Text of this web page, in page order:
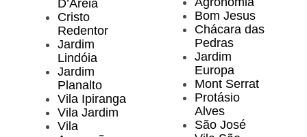
D’Areia
Cristo
Redentor
Jardim
Lindóia
Jardim
Planalto
Vila Ipiranga
Vila Jardim
Vila
Bom Jesus
Chácara das
Pedras
Jardim
Europa
Mont Serrat
Protásio
Alves
São José